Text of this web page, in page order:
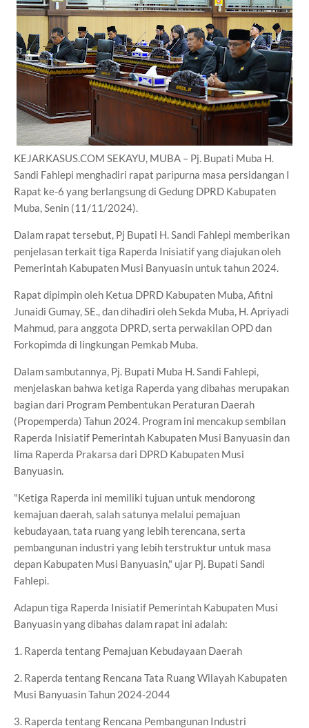
KEJARKASUS.COM SEKAYU, MUBA – Pj. Bupati Muba H.
Sandi Fahlepi menghadiri rapat paripurna masa persidangan I
Rapat ke-6 yang berlangsung di Gedung DPRD Kabupaten
Muba, Senin (11/11/2024).
Dalam rapat tersebut, Pj Bupati H. Sandi Fahlepi memberikan
penjelasan terkait tiga Raperda Inisiatif yang diajukan oleh
Pemerintah Kabupaten Musi Banyuasin untuk tahun 2024.
Rapat dipimpin oleh Ketua DPRD Kabupaten Muba, Afitni
Junaidi Gumay, SE., dan dihadiri oleh Sekda Muba, H. Apriyadi
Mahmud, para anggota DPRD, serta perwakilan OPD dan
Forkopimda di lingkungan Pemkab Muba.
Dalam sambutannya, Pj. Bupati Muba H. Sandi Fahlepi,
menjelaskan bahwa ketiga Raperda yang dibahas merupakan
bagian dari Program Pembentukan Peraturan Daerah
(Propemperda) Tahun 2024. Program ini mencakup sembilan
Raperda Inisiatif Pemerintah Kabupaten Musi Banyuasin dan
lima Raperda Prakarsa dari DPRD Kabupaten Musi
Banyuasin.
"Ketiga Raperda ini memiliki tujuan untuk mendorong
kemajuan daerah, salah satunya melalui pemajuan
kebudayaan, tata ruang yang lebih terencana, serta
pembangunan industri yang lebih terstruktur untuk masa
depan Kabupaten Musi Banyuasin," ujar Pj. Bupati Sandi
Fahlepi.
Adapun tiga Raperda Inisiatif Pemerintah Kabupaten Musi
Banyuasin yang dibahas dalam rapat ini adalah:
1. Raperda tentang Pemajuan Kebudayaan Daerah
2. Raperda tentang Rencana Tata Ruang Wilayah Kabupaten
Musi Banyuasin Tahun 2024-2044
3. Raperda tentang Rencana Pembangunan Industri